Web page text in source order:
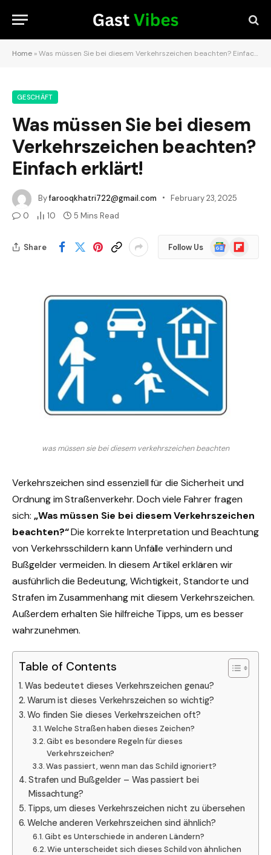
Home »Was müssen Sie bei diesem Verkehrszeichen beachten? Einfach erklärt!
GESCHÄFT
Was müssen Sie bei diesem
Verkehrszeichen beachten?
Einfach erklärt!
Byfarooqkhatri722@gmail.com
February 23, 2025
0
10 5 Mins Read
Share Follow Us
Google
News
Flipboard
was müssen sie bei diesem verkehrszeichen beachten
Verkehrszeichen sind essenziell für die Sicherheit und
Ordnung im Straßenverkehr. Doch viele Fahrer fragen
sich: „Was müssen Sie bei diesem Verkehrszeichen
beachten?“Die korrekte Interpretation und Beachtung
von Verkehrsschildern kann Unfälle verhindern und
Bußgelder vermeiden. In diesem Artikel erklären wir
ausführlich die Bedeutung, Wichtigkeit, Standorte und
Strafen im Zusammenhang mit diesem Verkehrszeichen.
Außerdem erhalten Sie hilfreiche Tipps, um es besser
wahrzunehmen.
Table of Contents
Was bedeutet dieses Verkehrszeichen genau?
Warum ist dieses Verkehrszeichen so wichtig?
Wo finden Sie dieses Verkehrszeichen oft?
Welche Straßen haben dieses Zeichen?
Gibt es besondere Regeln für dieses
Verkehrszeichen?
Was passiert, wenn man das Schild ignoriert?
Strafen und Bußgelder – Was passiert bei
Missachtung?
Tipps, um dieses Verkehrszeichen nicht zu übersehen
Welche anderen Verkehrszeichen sind ähnlich?
Gibt es Unterschiede in anderen Ländern?
Wie unterscheidet sich dieses Schild von ähnlichen